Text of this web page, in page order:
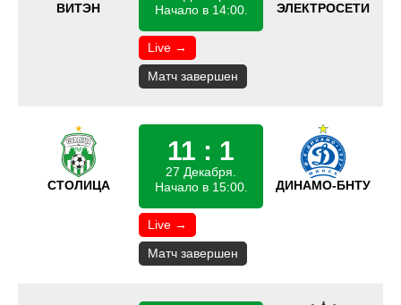
ВИТЭН
Начало в 14:00.
Live →
Матч завершен
ЭЛЕКТРОСЕТИ
СТОЛИЦА
11 : 1
27 Декабря.
Начало в 15:00.
Live →
Матч завершен
ДИНАМО-БНТУ